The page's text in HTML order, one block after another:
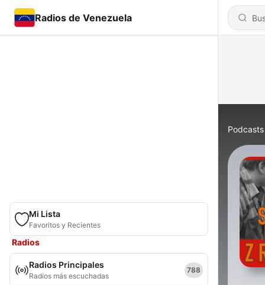
Radios de Venezuela
Mi Lista
Favoritos y Recientes
Radios
Radios Principales
Radios más escuchadas
788
Podcasts